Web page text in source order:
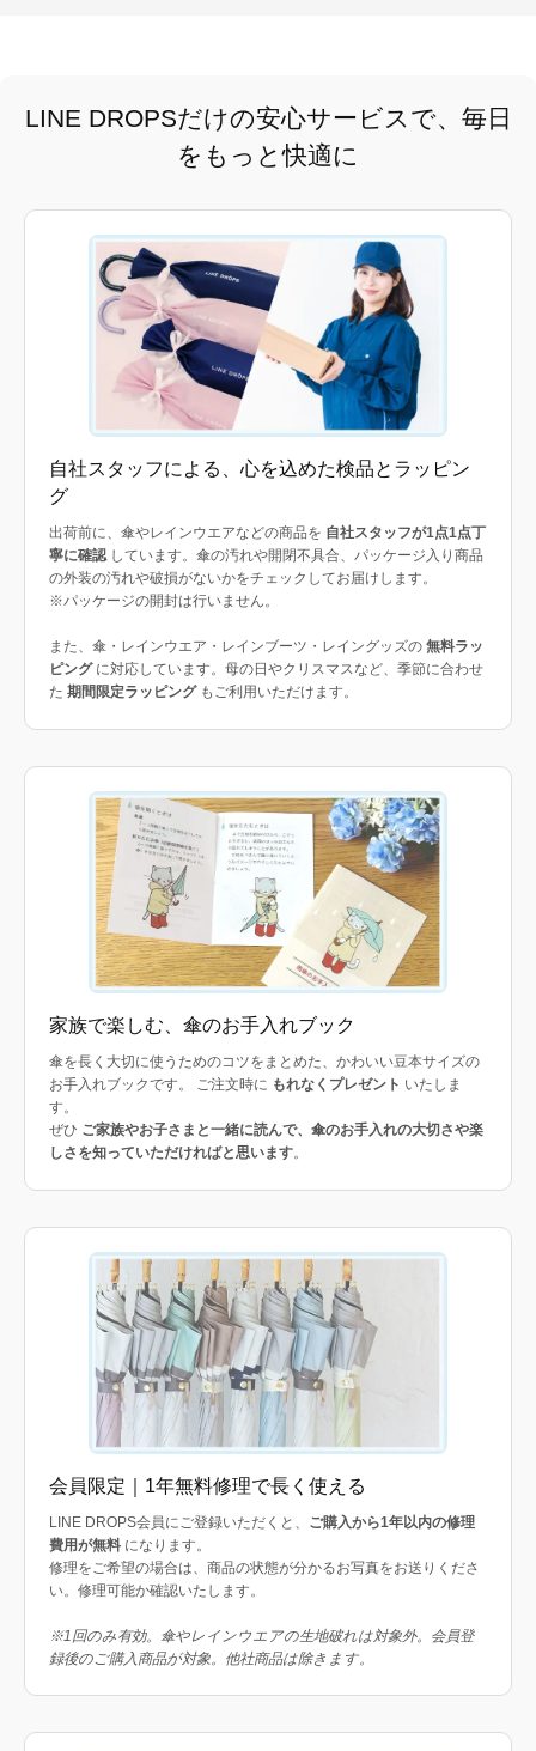
LINE DROPSだけの安心サービスで、毎日
をもっと快適に
自社スタッフによる、心を込めた検品とラッピン
グ
出荷前に、傘やレインウエアなどの商品を 自社スタッフが1点1点丁
寧に確認しています。傘の汚れや開閉不具合、パッケージ入り商品
の外装の汚れや破損がないかをチェックしてお届けします。
※パッケージの開封は行いません。
また、傘・レインウエア・レインブーツ・レイングッズの 無料ラッ
ピングに対応しています。母の日やクリスマスなど、季節に合わせ
た 期間限定ラッピングもご利用いただけます。
家族で楽しむ、傘のお手入れブック
傘を長く大切に使うためのコツをまとめた、かわいい豆本サイズの
お手入れブックです。 ご注文時に もれなくプレゼント いたしま
す。
ぜひ ご家族やお子さまと一緒に読んで、傘のお手入れの大切さや楽
しさを知っていただければと思います。
会員限定｜1年無料修理で長く使える
LINE DROPS会員にご登録いただくと、 ご購入から1年以内の修理
費用が無料 になります。
修理をご希望の場合は、商品の状態が分かるお写真をお送りくださ
い。修理可能か確認いたします。
※1回のみ有効。傘やレインウエアの生地破れは対象外。会員登
録後のご購入商品が対象。他社商品は除きます。